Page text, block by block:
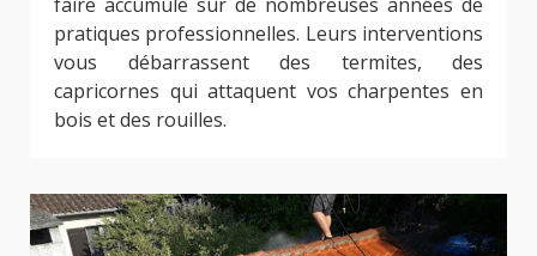
pratiques professionnelles. Leurs interventions
vous débarrassent des termites, des
capricornes qui attaquent vos charpentes en
bois et des rouilles.